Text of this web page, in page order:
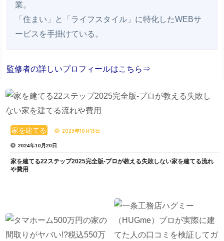
業。
「住まい」と「ライフスタイル」に特化したWEBサ
監修者の詳しいプロフィールはこちら⇒
家を建てる 2023年10月13日
2024年10月20日
家を建てる22ステップ2025完全版-プロが教える失敗しない家を建てる流れ
や費用